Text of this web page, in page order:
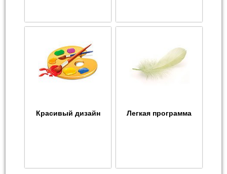
Красивый дизайн Легкая программа